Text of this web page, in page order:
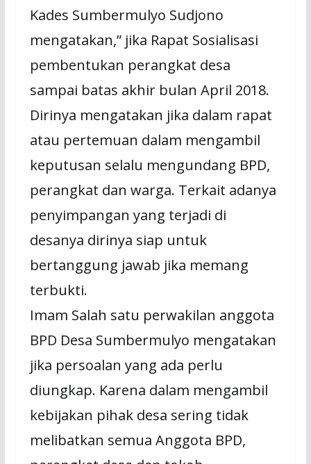
Kades Sumbermulyo Sudjono
mengatakan,” jika Rapat Sosialisasi
pembentukan perangkat desa
sampai batas akhir bulan April 2018.
Dirinya mengatakan jika dalam rapat
atau pertemuan dalam mengambil
keputusan selalu mengundang BPD,
perangkat dan warga. Terkait adanya
penyimpangan yang terjadi di
desanya dirinya siap untuk
bertanggung jawab jika memang
terbukti.
Imam Salah satu perwakilan anggota
BPD Desa Sumbermulyo mengatakan
jika persoalan yang ada perlu
diungkap. Karena dalam mengambil
kebijakan pihak desa sering tidak
melibatkan semua Anggota BPD,